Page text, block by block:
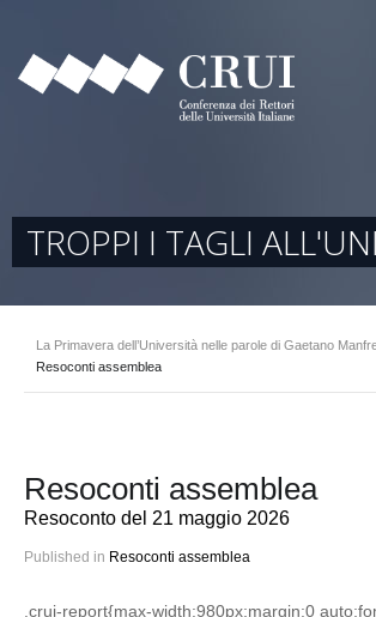
TROPPI I TAGLI
La Primavera dell’Università nelle parole di Gaetano
Resoconti assemblea
Resoconti assemblea
Resoconto del 21 maggio 2026
Published in Resoconti assemblea
.crui-report{max-width:980px;margin:0